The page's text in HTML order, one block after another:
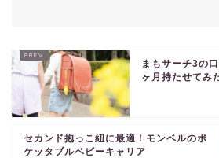
まもサーチ3の
ヶ月持たせてみ
セカンド抱っこ紐に最適！モンベルのポ
ケッタブルベビーキャリア